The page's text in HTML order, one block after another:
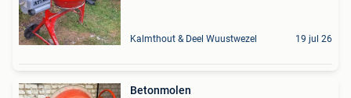
Kalmthout & Deel Wuustwezel 19 jul 26
Betonmolen